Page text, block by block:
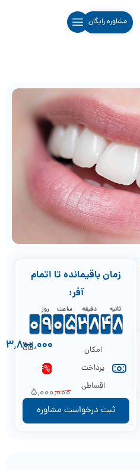
مشاوره رایگان
زمان باقیمانده تا اتمام
آفر:
روز
9
9
0
08
8
9
9
ساعت
9
9
0
04
4
5
5
دقیقه
2
2
3
37
7
8
8
ثانیه
5
4
48
7
7
امکان
پرداخت
اقساطی
5٬۰۰۰٬۰۰۰
24%
۳٬8۰۰٬۰۰۰
ثبت درخواست مشاوره